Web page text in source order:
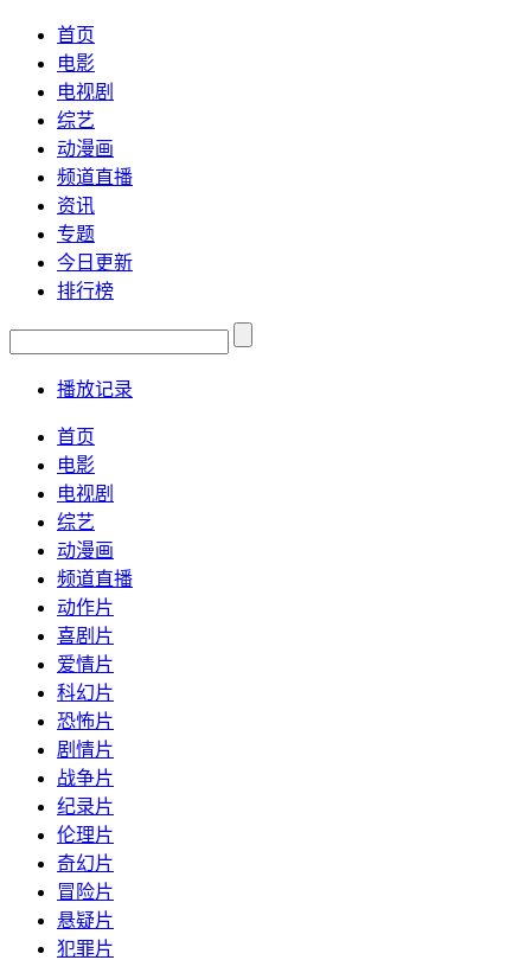
首页
电影
电视剧
综艺
动漫画
频道直播
资讯
专题
今日更新
排行榜
播放记录
首页
电影
电视剧
综艺
动漫画
频道直播
动作片
喜剧片
爱情片
科幻片
恐怖片
剧情片
战争片
纪录片
伦理片
奇幻片
冒险片
悬疑片
犯罪片